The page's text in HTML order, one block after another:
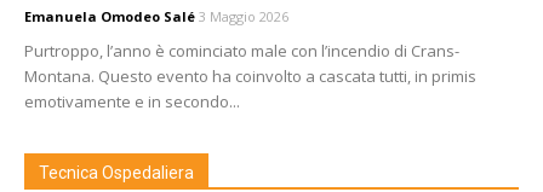
Emanuela Omodeo Salé 3 Maggio 2026
Purtroppo, l’anno è cominciato male con l’incendio di Crans-
Montana. Questo evento ha coinvolto a cascata tutti, in primis
emotivamente e in secondo...
Tecnica Ospedaliera